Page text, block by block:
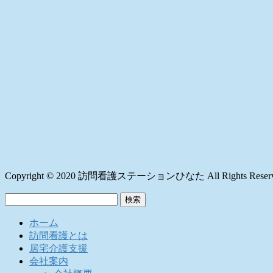
Copyright © 2020 訪問看護ステーションひなた All Rights
ホーム
訪問看護とは
居宅介護支援
会社案内